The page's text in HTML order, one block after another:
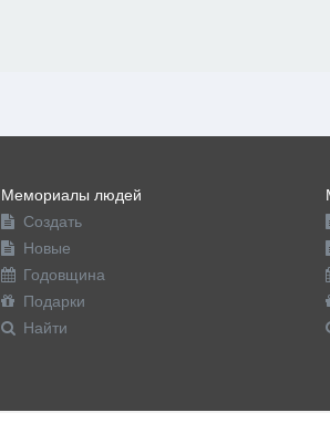
Мемориалы людей
Создать
Новые
Годовщина
Подарки
Найти